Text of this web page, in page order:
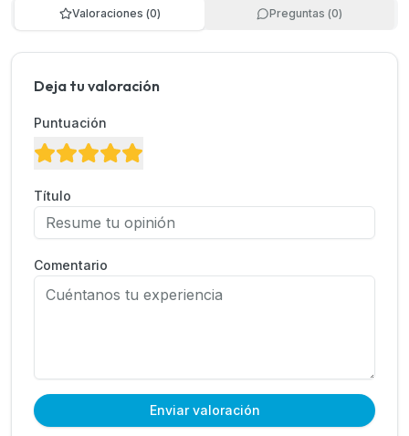
Valoraciones (0) Preguntas (0)
Deja tu valoración
Puntuación
Título
Comentario
Enviar valoración